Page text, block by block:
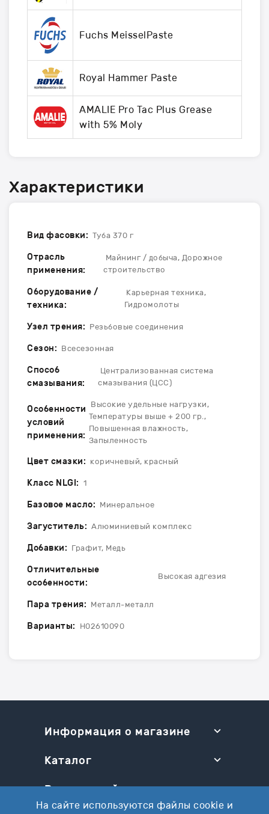
Fuchs MeisselPaste
Royal Hammer Paste
AMALIE Pro Tac Plus Grease
with 5% Moly
Характеристики
Вид фасовки: Туба 370 г
Отрасль
применения:
Майнинг / добыча, Дорожное
строительство
Оборудование /
техника:
Карьерная техника,
Гидромолоты
Узел трения: Резьбовые соединения
Сезон: Всесезонная
Способ
смазывания:
Централизованная система
смазывания (ЦСС)
Особенности
условий
применения:
Высокие удельные нагрузки,
Температуры выше + 200 гр.,
Повышенная влажность,
Запыленность
Цвет смазки: коричневый, красный
Класс NLGI: 1
Базовое масло: Минеральное
Загуститель: Алюминиевый комплекс
Добавки: Графит, Медь
Отличительные
особенности:
Высокая адгезия
Пара трения: Металл-металл
Варианты: Н02610090
Информация о магазине
Каталог
Разделы сайта
На сайте используются файлы cookie и